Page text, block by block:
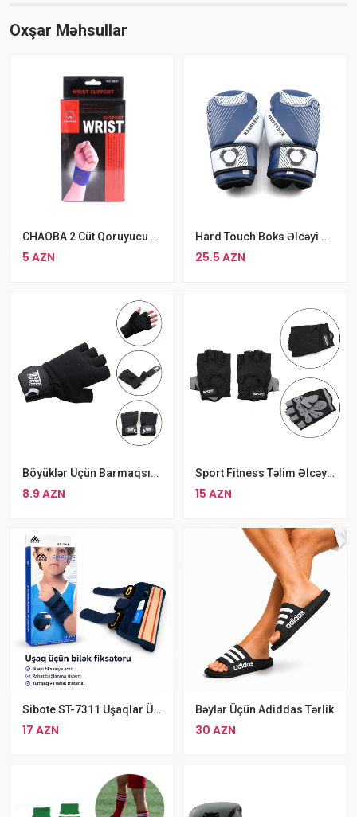
Oxşar Məhsullar
CHAOBA 2 Cüt Qoruyucu Bilək Dəstəyi Yeni
5 AZN
Hard Touch Boks Əlcəyi Göy MMA Əlcəyi
25.5 AZN
Böyüklər Üçün Barmaqsız Məşq Əlcəyi
8.9 AZN
Sport Fitness Təlim Əlcəyi Ölçü L XL
15 AZN
Sibote ST-7311 Uşaqlar Üçün Bilək Korseti
17 AZN
Bəylər Üçün Adiddas Tərlik
30 AZN